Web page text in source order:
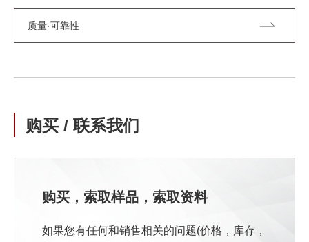
质量·可靠性
购买 / 联系我们
购买，索取样品，索取资料
如果您有任何和销售相关的问题(价格，库存，